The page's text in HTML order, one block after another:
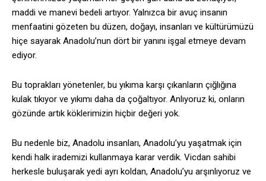
maddi ve manevi bedeli artıyor. Yalnızca bir avuç insanın
menfaatini gözeten bu düzen, doğayı, insanları ve kültürümüzü
hiçe sayarak Anadolu’nun dört bir yanını işgal etmeye devam
ediyor.
Bu toprakları yönetenler, bu yıkıma karşı çıkanların çığlığına
kulak tıkıyor ve yıkımı daha da çoğaltıyor. Anlıyoruz ki, onların
gözünde artık köklerimizin hiçbir değeri yok.
Bu nedenle biz, Anadolu insanları, Anadolu’yu yaşatmak için
kendi halk irademizi kullanmaya karar verdik. Vicdan sahibi
herkesle buluşarak yedi ayrı koldan, Anadolu’yu arşınlıyoruz ve